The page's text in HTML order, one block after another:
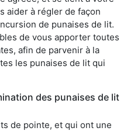
aider à régler de façon
de punaises de lit.
de vous apporter toutes
afin de parvenir à la
les punaises de lit qui
des punaises de lit
de pointe, et qui ont une